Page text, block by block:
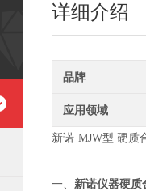
详细介绍
品牌
应用领域
新诺·MJW型 硬质
一、 新诺仪器硬